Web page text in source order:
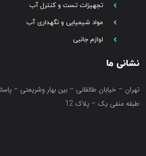
تجهیزات تست و کنترل آب
مواد شیمیایی و نگهداری آب
لوازم جانبی
نشانی ما
تهران – خیابان طالقانی – بین بهار وشریعتی –
طبقه منفی یک – پلاک 12